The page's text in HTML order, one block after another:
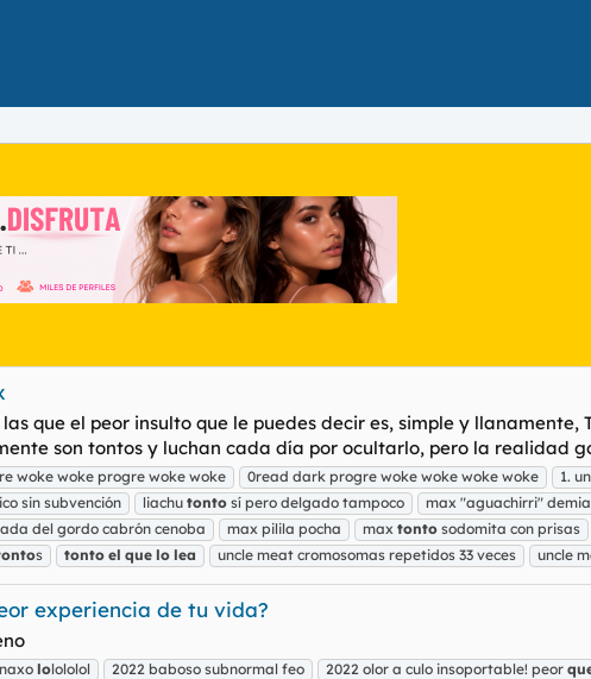
que el peor insulto que le puedes decir es, simple y llanamente,
son tontos y luchan cada día por ocultarlo, pero la realidad
woke woke progre woke woke 0read dark progre woke woke woke woke
1.
sin subvención liachu tonto sí pero delgado tampoco max "aguachirri"
del gordo cabrón cenoba max pilila pocha max tonto sodomita con prisas
s tonto el que lo lea uncle meat cromosomas repetidos 33 veces uncle
experiencia de tu vida?
lolololol 2022 baboso subnormal feo 2022 olor a culo insoportable! peor